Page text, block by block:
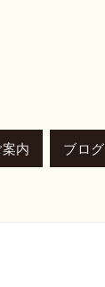
内 ブログ